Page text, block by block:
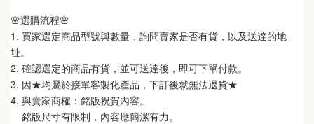
🌸選購流程🌸
1. 買家選定商品型號與數量，詢問賣家是否有貨，以及送達的地
址。
2. 確認選定的商品有貨，並可送達後，即可下單付款。
3. 因★均屬於接單客製化產品，下訂後就無法退貨★
4. 與賣家商榷：銘版祝賀內容。
銘版尺寸有限制，內容應簡潔有力。